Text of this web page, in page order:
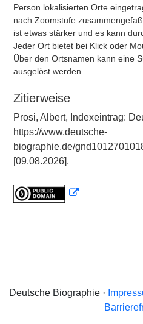
Person lokalisierten Orte
nach Zoomstufe
ist etwas stärker und es kann
Jeder Ort bietet bei Klick oder
Über den Ortsnamen kann eine
ausgelöst werden.
Zitierweise
Prosi, Albert, Indexeintrag:
https://www.deutsche-
biographie.de/
[09.08.2026].
Deutsche Biographie ·